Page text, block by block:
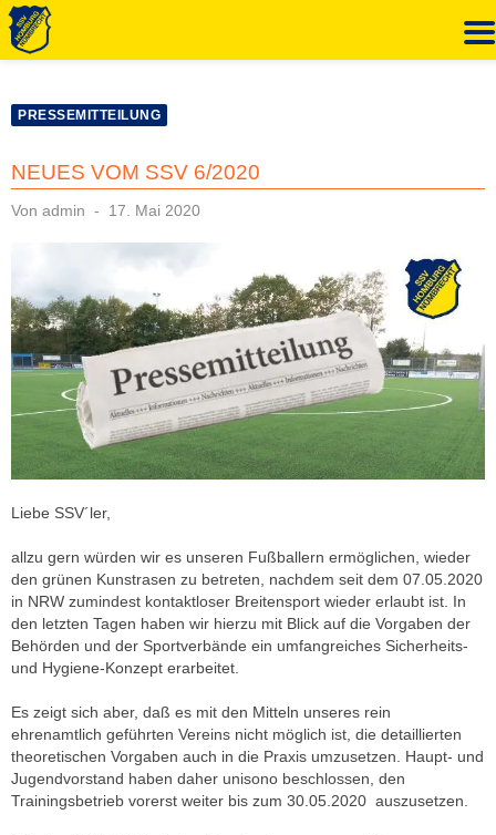
Inhalt
PRESSEMITTEILUNG
NEUES VOM SSV 6/2020
Von admin
Veröffentlicht
17. Mai 2020
Liebe SSV´ler,
allzu gern würden wir es unseren Fußballern ermöglichen, wieder
den grünen Kunstrasen zu betreten, nachdem seit dem 07.05.2020
in NRW zumindest kontaktloser Breitensport wieder erlaubt ist. In
den letzten Tagen haben wir hierzu mit Blick auf die Vorgaben der
Behörden und der Sportverbände ein umfangreiches Sicherheits-
und Hygiene-Konzept erarbeitet.
Es zeigt sich aber, daß es mit den Mitteln unseres rein
ehrenamtlich geführten Vereins nicht möglich ist, die detaillierten
theoretischen Vorgaben auch in die Praxis umzusetzen. Haupt- und
Jugendvorstand haben daher unisono beschlossen, den
Trainingsbetrieb vorerst weiter bis zum 30.05.2020 auszusetzen.